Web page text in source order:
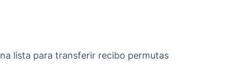
lista para transferir recibo permutas